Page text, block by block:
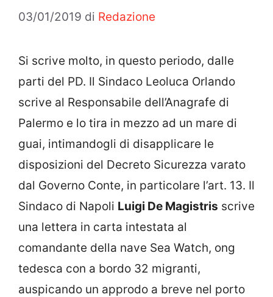
03/01/2019 di Redazione
Si scrive molto, in questo periodo, dalle
parti del PD. Il Sindaco Leoluca Orlando
scrive al Responsabile dell’Anagrafe di
Palermo e lo tira in mezzo ad un mare di
guai, intimandogli di disapplicare le
disposizioni del Decreto Sicurezza varato
dal Governo Conte, in particolare l’art. 13. Il
Sindaco di Napoli Luigi De Magistris scrive
una lettera in carta intestata al
comandante della nave Sea Watch, ong
tedesca con a bordo 32 migranti,
auspicando un approdo a breve nel porto